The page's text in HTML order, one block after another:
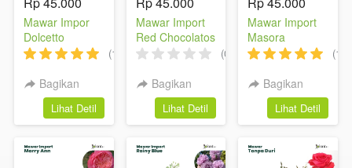
Mawar Impor
Dolcetto
(1)
Bagikan
`Lihat Detil
Mawar Import
Red Chocolatos
(0)
Bagikan
`
Lihat Detil
Mawar Import
Masora
(1)
Bagikan
`Lihat Detil